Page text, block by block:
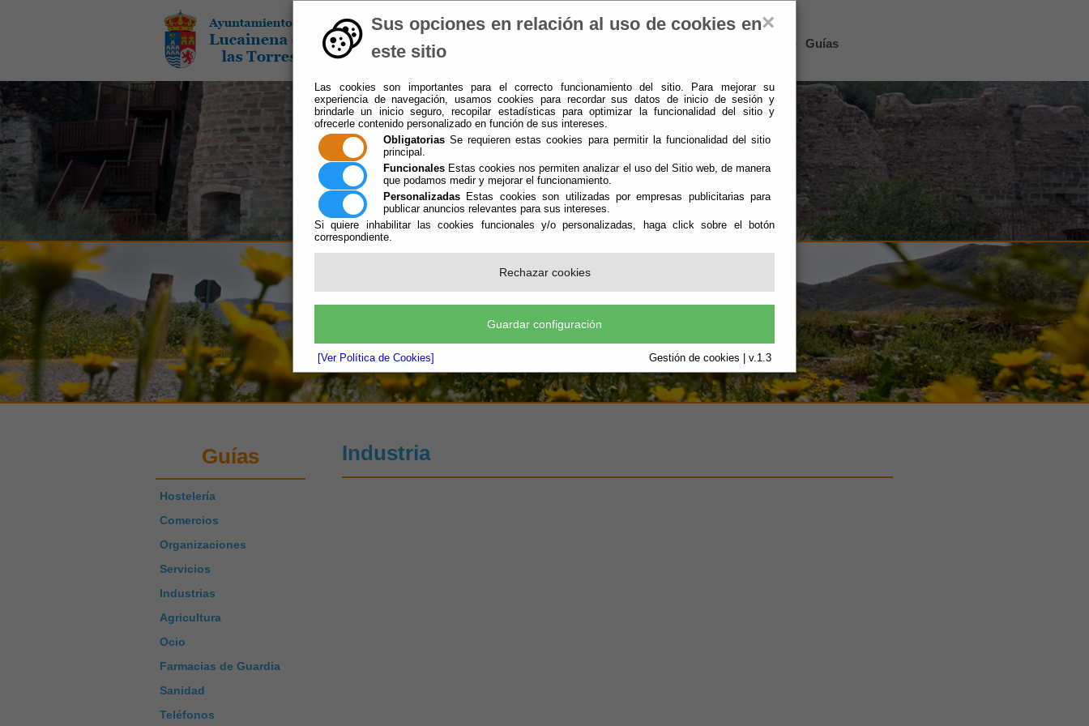
×
Sus opciones en relación al uso de cookies en
este sitio
Las cookies son importantes para el correcto funcionamiento del sitio. Para mejorar su
experiencia de navegación, usamos cookies para recordar sus datos de inicio de sesión y
brindarle un inicio seguro, recopilar estadísticas para optimizar la funcionalidad del sitio y
ofrecerle contenido personalizado en función de sus intereses.
Obligatorias Se requieren estas cookies para permitir la funcionalidad del sitio
principal.
Funcionales Estas cookies nos permiten analizar el uso del Sitio web, de manera
que podamos medir y mejorar el funcionamiento.
Personalizadas Estas cookies son utilizadas por empresas publicitarias para
publicar anuncios relevantes para sus intereses.
Si quiere inhabilitar las cookies funcionales y/o personalizadas, haga click sobre el botón
correspondiente.
Rechazar cookies
Guardar configuración
[Ver Política de Cookies] Gestión de cookies | v.1.3
El Ayuntamiento Guías
Guías
Hostelería
Comercios
Organizaciones
Servicios
Industrias
Agricultura
Ocio
Farmacias de Guardia
Sanidad
Teléfonos
Industria